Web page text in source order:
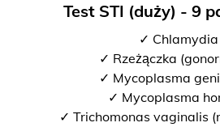
Test STI (duży) - 9
✓ Chlamydia
✓ Rzeżączka
✓ Mycoplasma
✓ Mycoplasma
✓ Trichomonas vaginalis